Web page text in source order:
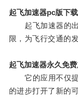
起飞加速器pc版下载
起飞加速器的出
限，为飞行交通的
起飞加速器永久免
它的应用不仅提
的进步打开了新的可